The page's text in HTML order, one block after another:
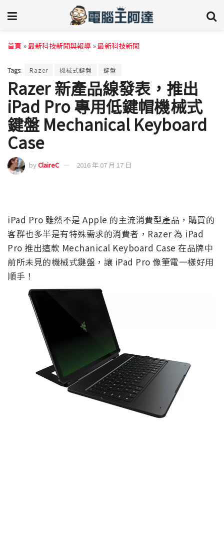
首頁 »最新科技新聞與報導 »最新科技新聞
Tags: Razer 機械式鍵盤 鍵盤
Razer 新產品線發表，推出
iPad Pro 專用低鍵帽機械式
鍵盤 Mechanical Keyboard
Case
byClaireC 2016 年 07 月 17 日
iPad Pro 雖然不是 Apple 的主流消費型產品，購買的
客群也多半是有特殊需求的消費者，Razer 為 iPad
Pro 推出這款 Mechanical Keyboard Case 在品牌中
前所未見的機械式鍵盤，讓 iPad Pro 像筆電一樣好用
順手！